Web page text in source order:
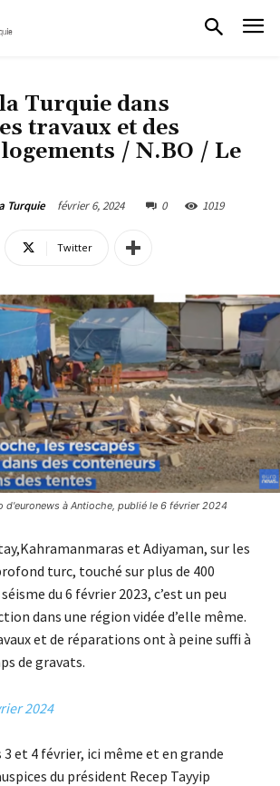
Turquie dans
travaux et des
/ N.BO / Le
Turquie février 6, 2024 0 1019
Twitter
d'euronews à Antioche, publié le 6 février 2024
et Adiyaman, sur les
turc, touché sur plus de 400
du 6 février 2023, c’est un peu
dans une région vidée d’elle même.
et de réparations ont à peine suffi à
de gravats.
2024
et 4 février, ici même et en grande
du président Recep Tayyip